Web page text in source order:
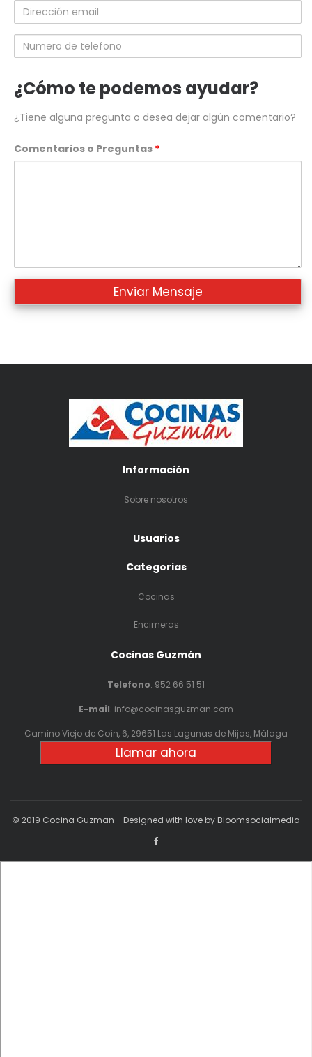
Dirección
email
Numero
de
¿Cómo te podemos ayudar?
¿Tiene alguna pregunta o desea dejar algún comentario?
Comentarios o Preguntas *
Información
Sobre nosotros
.
Usuarios
Categorias
Cocinas
Encimeras
Cocinas Guzmán
Telefono: 952 66 51 51
E-mail: info@cocinasguzman.com
Camino Viejo de Coín, 6, 29651 Las Lagunas de Mijas, Málaga
Llamar ahora
© 2019 Cocina Guzman - Designed with love by Bloomsocialmedia